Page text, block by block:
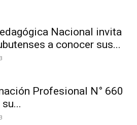
Nacional invita
a conocer sus...
Profesional N° 660